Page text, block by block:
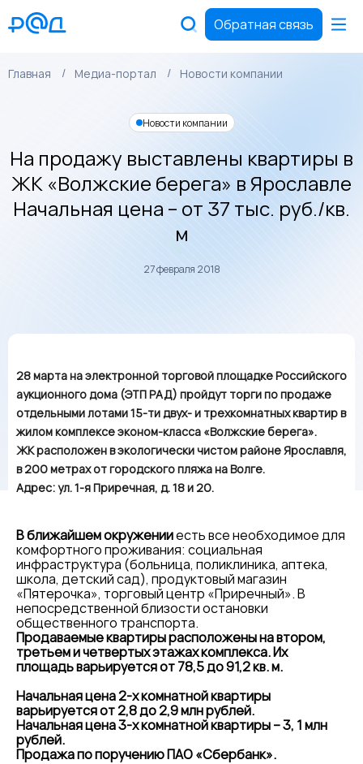
Обратная связь
Главная Медиа-портал Новости компании
Новости компании
На продажу выставлены квартиры в
ЖК «Волжские берега» в Ярославле
Начальная цена – от 37 тыс. руб./кв.
м
27 февраля 2018
28 марта на электронной торговой площадке Российского
аукционного дома (ЭТП РАД) пройдут торги по продаже
отдельными лотами 15-ти двух- и трехкомнатных квартир в
жилом комплексе эконом-класса «Волжские берега».
ЖК расположен в экологически чистом районе Ярославля,
в 200 метрах от городского пляжа на Волге.
Адрес: ул. 1-я Приречная, д. 18 и 20.
В ближайшем окруженииесть все необходимое для
комфортного проживания: социальная
инфраструктура (больница, поликлиника, аптека,
школа, детский сад), продуктовый магазин
«Пятерочка», торговый центр «Приречный». В
непосредственной близости остановки
общественного транспорта.
Продаваемые квартиры расположены на втором,
третьем и четвертых этажах комплекса. Их
площадь варьируется от 78,5 до 91,2 кв. м.
Начальная цена 2-х комнатной квартиры
варьируется от 2,8 до 2,9 млн рублей.
Начальная цена 3-х комнатной квартиры – 3, 1 млн
рублей.
Продажа по поручению ПАО «Сбербанк».